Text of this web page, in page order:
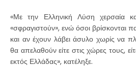
«Με την Ελληνική Λύση χερσαία
«σφραγιστούν», ενώ όσοι βρίσκονται
και αν έχουν λάβει άσυλο χωρίς να
θα απελαθούν είτε στις χώρες τους,
εκτός Ελλάδας», κατέληξε.